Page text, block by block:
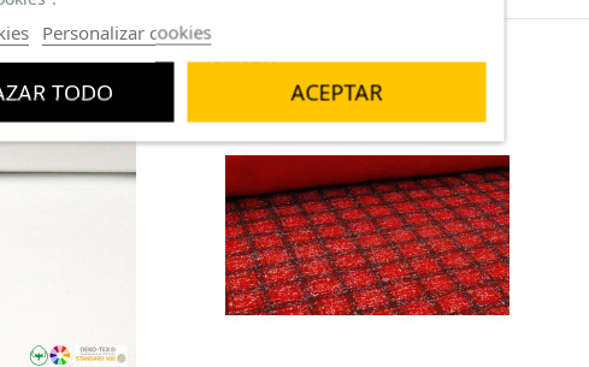
¡OFERTA!
Personalizar cookies
TODO ACEPTAR